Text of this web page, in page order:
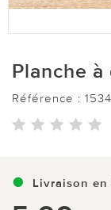
Planche
Référence :
Livraison